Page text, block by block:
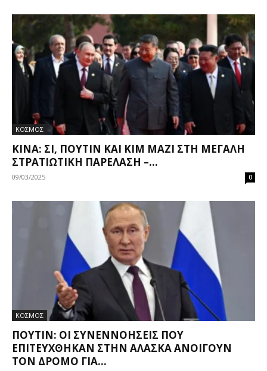
ΚΟΣΜΟΣ
ΚΊΝΑ: ΣΙ, ΠΟΎΤΙΝ ΚΑΙ ΚΙΜ ΜΑΖΊ ΣΤΗ ΜΕΓΆΛΗ
ΣΤΡΑΤΙΩΤΙΚΉ ΠΑΡΈΛΑΣΗ –...
09/03/2025 0
ΚΟΣΜΟΣ
ΠΟΎΤΙΝ: ΟΙ ΣΥΝΕΝΝΟΉΣΕΙΣ ΠΟΥ
ΕΠΙΤΕΎΧΘΗΚΑΝ ΣΤΗΝ ΑΛΆΣΚΑ ΑΝΟΊΓΟΥΝ
ΤΟΝ ΔΡΌΜΟ ΓΙΑ...